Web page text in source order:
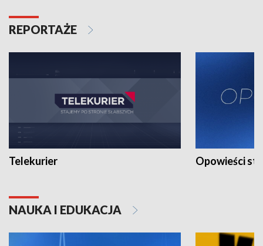
REPORTAŻE
Telekurier Opowieści
NAUKA I EDUKACJA